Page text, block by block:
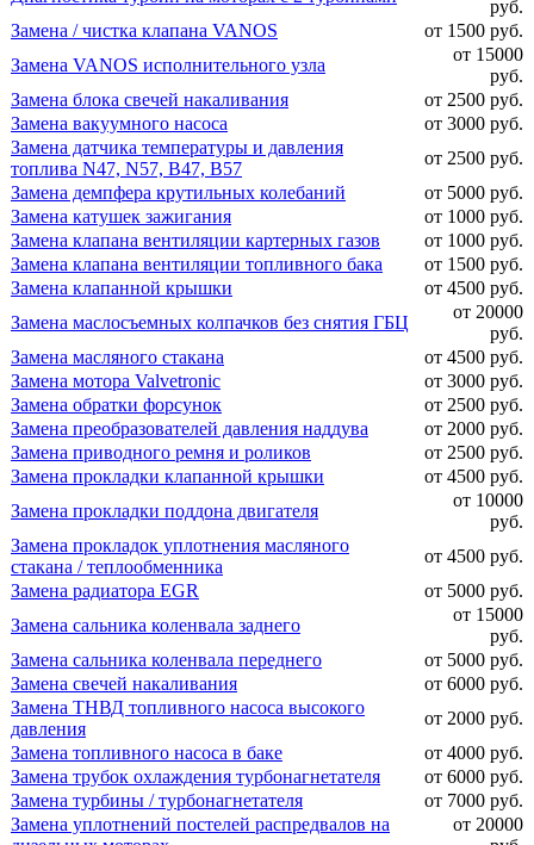
руб.
Замена / чистка клапана VANOS
от 1500 руб.
Замена VANOS исполнительного узла
от 15000
руб.
Замена блока свечей накаливания
от 2500 руб.
Замена вакуумного насоса
от 3000 руб.
Замена датчика температуры и давления
топлива N47, N57, B47, B57
от 2500 руб.
Замена демпфера крутильных колебаний
от 5000 руб.
Замена катушек зажигания
от 1000 руб.
Замена клапана вентиляции картерных газов
от 1000 руб.
Замена клапана вентиляции топливного бака
от 1500 руб.
Замена клапанной крышки
от 4500 руб.
Замена маслосъемных колпачков без снятия ГБЦ
от 20000
руб.
Замена масляного стакана
от 4500 руб.
Замена мотора Valvetronic
от 3000 руб.
Замена обратки форсунок
от 2500 руб.
Замена преобразователей давления наддува
от 2000 руб.
Замена приводного ремня и роликов
от 2500 руб.
Замена прокладки клапанной крышки
от 4500 руб.
Замена прокладки поддона двигателя
от 10000
руб.
Замена прокладок уплотнения масляного
стакана / теплообменника
от 4500 руб.
Замена радиатора EGR
от 5000 руб.
Замена сальника коленвала заднего
от 15000
руб.
Замена сальника коленвала переднего
от 5000 руб.
Замена свечей накаливания
от 6000 руб.
Замена ТНВД топливного насоса высокого
давления
от 2000 руб.
Замена топливного насоса в баке
от 4000 руб.
Замена трубок охлаждения турбонагнетателя
от 6000 руб.
Замена турбины / турбонагнетателя
от 7000 руб.
Замена уплотнений постелей распредвалов на
от 20000